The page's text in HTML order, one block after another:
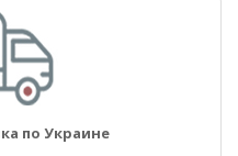
по Украине